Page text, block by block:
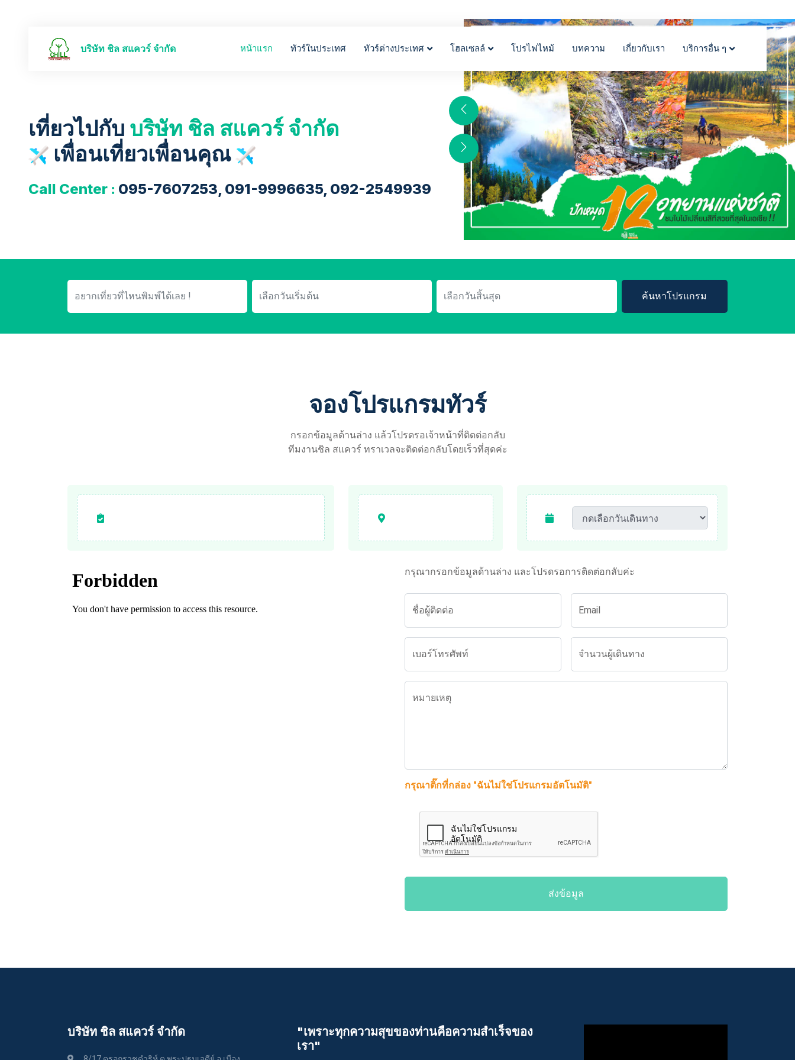
บริษัท ชิล สแควร์ จำกัด หน้าแรก ทัวร์ในประเทศ ทัวร์ต่างประเทศ โฮลเซลล์ โปรไฟไหม้ บทความ เกี่ยวกับเรา บริการอื่น ๆ
เที่ยวไปกับ บริษัท ชิล สแควร์ จำกัด
เพื่อนเที่ยวเพื่อนคุณ
Call Center : 095-7607253, 091-9996635, 092-2549939
ค้นหาโปรแกรม
จองโปรแกรมทัวร์
กรอกข้อมูลด้านล่าง แล้วโปรดรอเจ้าหน้าที่ติดต่อกลับ
ทีมงานชิล สแควร์ ทราเวลจะติดต่อกลับโดยเร็วที่สุดค่ะ
กรุณากรอกข้อมูลด้านล่าง และโปรดรอการติดต่อกลับค่ะ
ชื่อผู้ติดต่อ Email
เบอร์โทรศัพท์ จำนวนผู้เดินทาง
หมายเหตุ
กรุณาติ๊กที่กล่อง "ฉันไม่ใช่โปรแกรมอัตโนมัติ"
ส่งข้อมูล
บริษัท ชิล สแควร์ จำกัด
"เพราะทุกความสุขของท่านคือความสําเร็จของ
เรา"